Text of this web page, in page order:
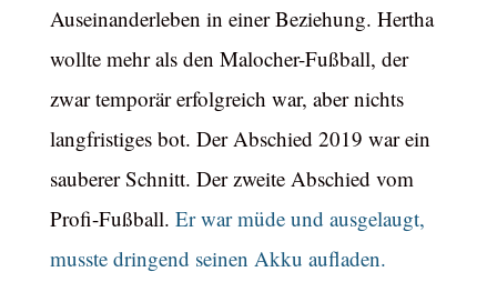
Auseinanderleben in einer Beziehung. Hertha
wollte mehr als den Malocher-Fußball, der
zwar temporär erfolgreich war, aber nichts
langfristiges bot. Der Abschied 2019 war ein
sauberer Schnitt. Der zweite Abschied vom
Profi-Fußball. Er war müde und ausgelaugt,
musste dringend seinen Akku aufladen.